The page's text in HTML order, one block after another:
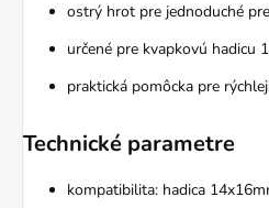
ostrý hrot pre jednoduché
určené pre kvapkovú hadicu
praktická pomôcka pre
Technické parametre
kompatibilita: hadica